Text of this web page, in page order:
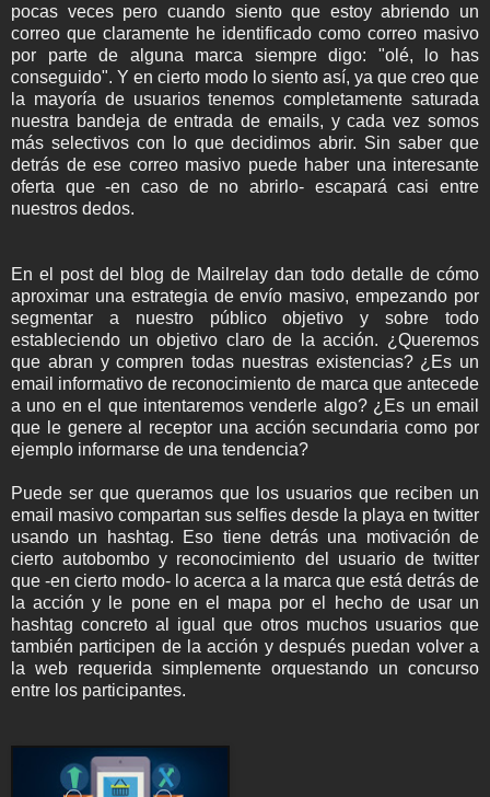
pocas veces pero cuando siento que estoy abriendo un
correo que claramente he identificado como correo masivo
por parte de alguna marca siempre digo: "olé, lo has
conseguido". Y en cierto modo lo siento así, ya que creo que
la mayoría de usuarios tenemos completamente saturada
nuestra bandeja de entrada de emails, y cada vez somos
más selectivos con lo que decidimos abrir. Sin saber que
detrás de ese correo masivo puede haber una interesante
oferta que -en caso de no abrirlo- escapará casi entre
nuestros dedos.
En el post del blog de Mailrelay dan todo detalle de cómo
aproximar una estrategia de envío masivo, empezando por
segmentar a nuestro público objetivo y sobre todo
estableciendo un objetivo claro de la acción. ¿Queremos
que abran y compren todas nuestras existencias? ¿Es un
email informativo de reconocimiento de marca que antecede
a uno en el que intentaremos venderle algo? ¿Es un email
que le genere al receptor una acción secundaria como por
ejemplo informarse de una tendencia?
Puede ser que queramos que los usuarios que reciben un
email masivo compartan sus selfies desde la playa en twitter
usando un hashtag. Eso tiene detrás una motivación de
cierto autobombo y reconocimiento del usuario de twitter
que -en cierto modo- lo acerca a la marca que está detrás de
la acción y le pone en el mapa por el hecho de usar un
hashtag concreto al igual que otros muchos usuarios que
también participen de la acción y después puedan volver a
la web requerida simplemente orquestando un concurso
entre los participantes.